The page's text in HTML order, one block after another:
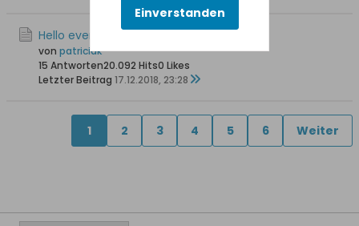
Hello everyone
von patriciak
15 Antworten20.092 Hits0 Likes
Letzter Beitrag 17.12.2018, 23:28
1 2 3 4 5 6 Weiter
Einverstanden